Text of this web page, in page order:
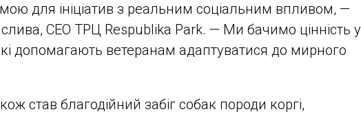
для ініціатив з реальним соціальним впливом, —
CEO ТРЦ Respublika Park. — Ми бачимо цінність у
допомагають ветеранам адаптуватися до мирного
став благодійний забіг собак породи коргі,